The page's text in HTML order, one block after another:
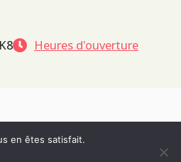
Heures d'ouverture
POLITIQUE DE CONFIDENTIALITÉ
en êtes satisfait.